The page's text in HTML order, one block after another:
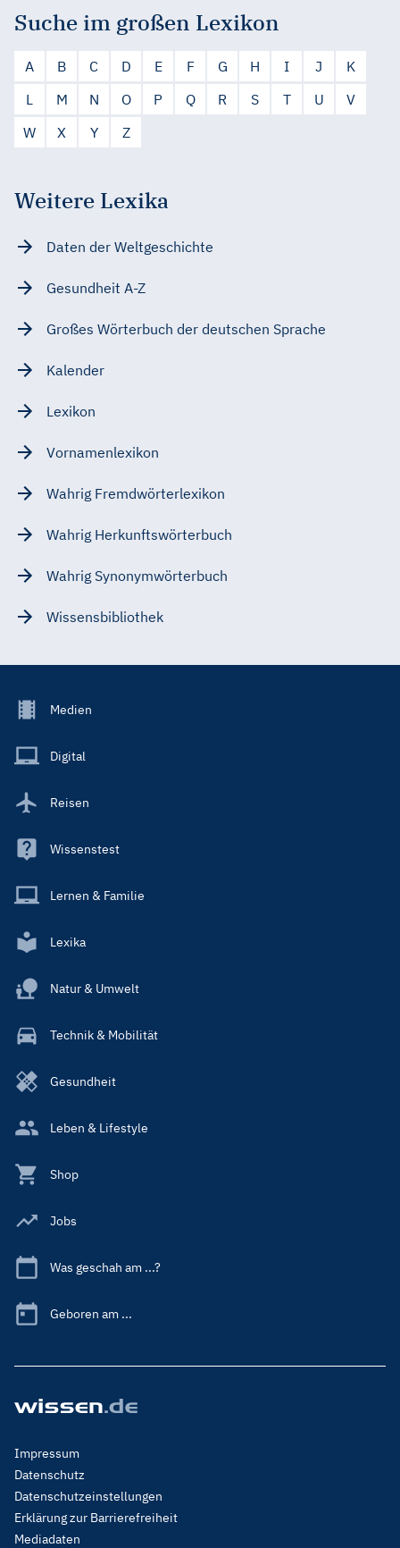
Suche im großen Lexikon
A B C D E F G H I J
K
L
M N O P Q R S T U
V
W
X Y Z
Weitere Lexika
Daten der Weltgeschichte
Gesundheit A-Z
Großes Wörterbuch der deutschen Sprache
Kalender
Lexikon
Vornamenlexikon
Wahrig Fremdwörterlexikon
Wahrig Herkunftswörterbuch
Wahrig Synonymwörterbuch
Wissensbibliothek
Footer
Main
Medien
Digital
Reisen
Wissenstest
Lernen & Familie
Lexika
Natur & Umwelt
Technik & Mobilität
Gesundheit
Leben & Lifestyle
Shop
Jobs
Was geschah am ...?
Geboren am ...
Footer
Menu
Legal
Impressum
Datenschutz
Datenschutzeinstellungen
Erklärung zur Barrierefreiheit
Mediadaten